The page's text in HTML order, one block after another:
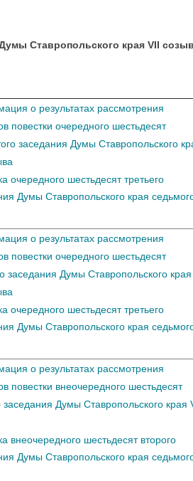
Ставропольского края VII
о результатах рассмотрения
повестки очередного шестьдесят
заседания Думы Ставропольского
очередного шестьдесят третьего
Думы Ставропольского края
о результатах рассмотрения
повестки очередного шестьдесят
заседания Думы Ставропольского края
очередного шестьдесят третьего
Думы Ставропольского края
о результатах рассмотрения
повестки внеочередного шестьдесят
заседания Думы Ставропольского края
внеочередного шестьдесят второго
Думы Ставропольского края